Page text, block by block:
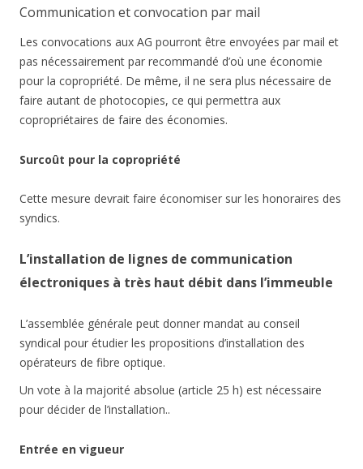
Communication et convocation par mail
Les convocations aux AG pourront être envoyées par mail et
pas nécessairement par recommandé d’où une économie
pour la copropriété. De même, il ne sera plus nécessaire de
faire autant de photocopies, ce qui permettra aux
copropriétaires de faire des économies.
Surcoût pour la copropriété
Cette mesure devrait faire économiser sur les honoraires des
syndics.
L’installation de lignes de communication
électroniques à très haut débit dans l’immeuble
L’assemblée générale peut donner mandat au conseil
syndical pour étudier les propositions d’installation des
opérateurs de fibre optique.
Un vote à la majorité absolue (article 25 h) est nécessaire
pour décider de l’installation..
Entrée en vigueur